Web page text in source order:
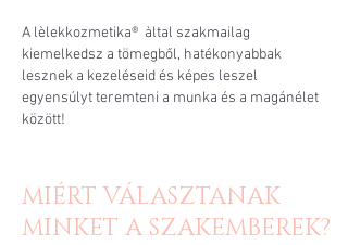
A lèlekkozmetika® àltal szakmailag
kiemelkedsz a tömegből, hatékonyabbak
lesznek a kezeléseid és képes leszel
egyensúlyt teremteni a munka és a magánélet
között!
MIÉRT VÁLASZTANAK
MINKET A SZAKEMBEREK?